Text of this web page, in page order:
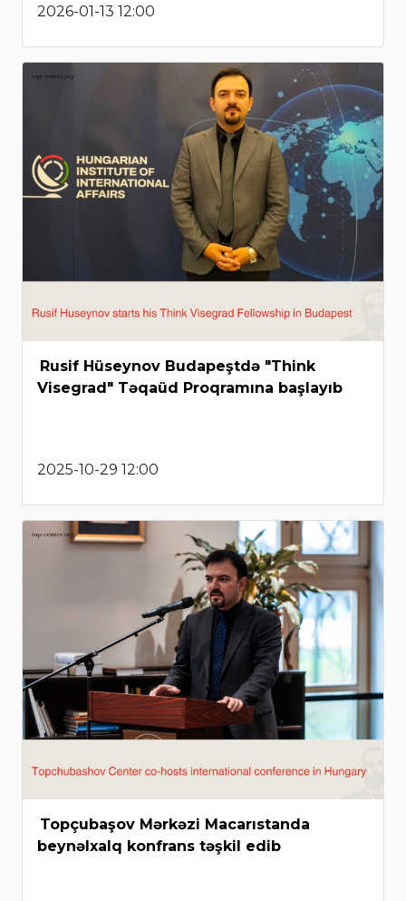
2026-01-13 12:00
Rusif Hüseynov Budapeştdə "Think
Visegrad" Təqaüd Proqramına başlayıb
2025-10-29 12:00
Topçubaşov Mərkəzi Macarıstanda
beynəlxalq konfrans təşkil edib